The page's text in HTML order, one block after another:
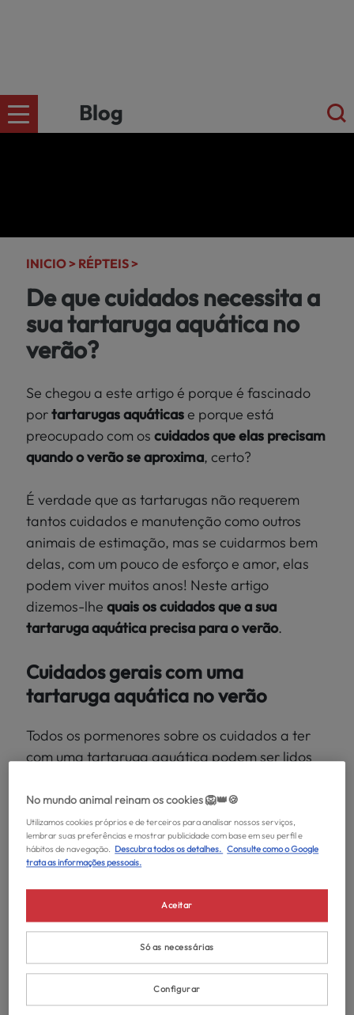
Blog
GATOS
PEQUENOS
MAMÍFEROS
PÁSSAROS
RÉPTEIS
MUNDO
KIWOKO
kiwoko.pt
Localize
a sua loja
INICIO > RÉPTEIS >
De que cuidados necessita a
sua tartaruga aquática no
verão?
Se chegou a este artigo é porque é fascinado
portartarugas aquáticase porque está
preocupado com os cuidados que elas precisam
quando o verão se aproxima, certo?
É verdade que as tartarugas não requerem
tantos cuidados e manutenção como outros
animais de estimação, mas se cuidarmos bem
delas, com um pouco de esforço e amor, elas
podem viver muitos anos! Neste artigo
dizemos-lhe quais os cuidados que a sua
tartaruga aquática precisa para o verão.
Cuidados gerais com uma
tartaruga aquática no verão
Todos os pormenores sobre os cuidados a ter
com uma tartaruga aquática podem ser lidos
cuidados e necessidadesno verão a que terá de
prestar mais atenção:
Limpeza da água, os pedaços de
alimentos podem apodrecer mais
Localização do aquário da tartaruga. Não
pode estar exposto ao sol durante
demasiadas horas.
Regulação da temperatura. É importante
No mundo animal reinam os cookies 🦁👑🍪
Utilizamos cookies próprios e de terceiros para analisar nossos serviços,
lembrar suas preferências e mostrar publicidade com base em seu perfil e
hábitos de navegação. Descubra todos os detalhes. Consulte como o Google
trata as informações pessoais.
Só as necessárias
Aceitar
Configurar